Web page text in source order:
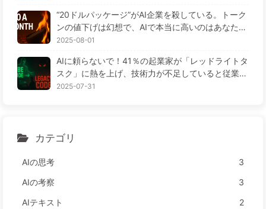
“20ドルパッケージ”がAI企業を殺している。トーク
ンの値下げは幻想で、AIで本当に高いのはあなたの
貪欲さ——ゆっくり学ぶAI164
2025-08-01
AIに頼らないで！41％の起業家が「レッドライトタ
スク」に熱を上げ、技術力が不足していると従業員
がさらに苦しむ— ゆっくり学ぶAI163
2025-07-31
カテゴリ
AIの思考
3
AIの考察
3
AIテキスト
2